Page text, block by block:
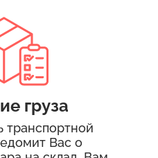
груза
транспортной
Вас о